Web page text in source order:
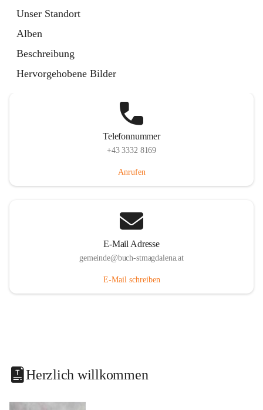
Unser Standort
Alben
Beschreibung
Hervorgehobene Bilder
Telefonnummer
+43 3332 8169
Anrufen
E-Mail Adresse
gemeinde@buch-stmagdalena.at
E-Mail schreiben
Herzlich willkommen